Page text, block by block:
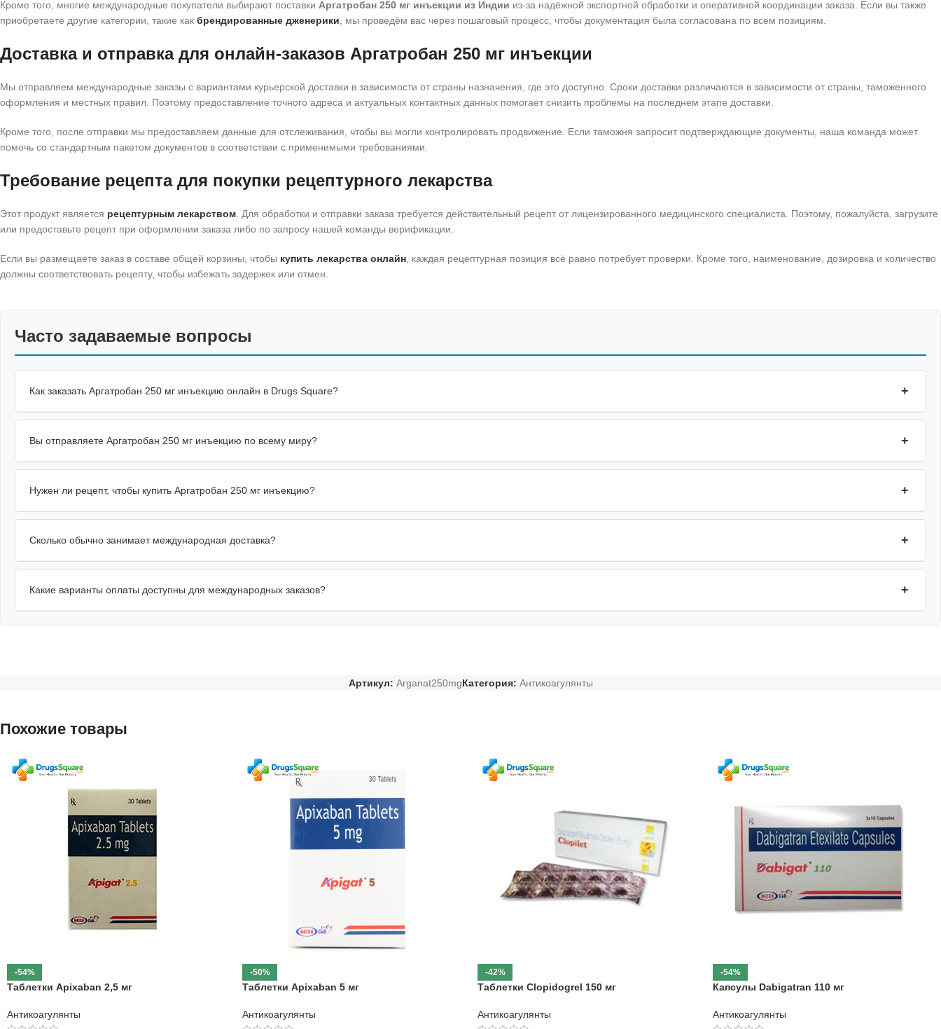
Кроме того, многие международные покупатели выбирают поставки Аргатробан 250 мг инъекции из Индии из-за надёжной экспортной обработки и оперативной координации заказа. Если вы также
приобретаете другие категории, такие как брендированные дженерики, мы проведём вас через пошаговый процесс, чтобы документация была согласована по всем позициям.
Доставка и отправка для онлайн-заказов Аргатробан 250 мг инъекции
Мы отправляем международные заказы с вариантами курьерской доставки в зависимости от страны назначения, где это доступно. Сроки доставки различаются в зависимости от страны, таможенного
оформления и местных правил. Поэтому предоставление точного адреса и актуальных контактных данных помогает снизить проблемы на последнем этапе доставки.
Кроме того, после отправки мы предоставляем данные для отслеживания, чтобы вы могли контролировать продвижение. Если таможня запросит подтверждающие документы, наша команда может
помочь со стандартным пакетом документов в соответствии с применимыми требованиями.
Требование рецепта для покупки рецептурного лекарства
Этот продукт является рецептурным лекарством. Для обработки и отправки заказа требуется действительный рецепт от лицензированного медицинского специалиста. Поэтому, пожалуйста, загрузите
или предоставьте рецепт при оформлении заказа либо по запросу нашей команды верификации.
Если вы размещаете заказ в составе общей корзины, чтобы купить лекарства онлайн, каждая рецептурная позиция всё равно потребует проверки. Кроме того, наименование, дозировка и количество
должны соответствовать рецепту, чтобы избежать задержек или отмен.
Часто задаваемые вопросы
Как заказать Аргатробан 250 мг инъекцию онлайн в Drugs Square? +
Вы отправляете Аргатробан 250 мг инъекцию по всему миру? +
Нужен ли рецепт, чтобы купить Аргатробан 250 мг инъекцию? +
Сколько обычно занимает международная доставка? +
Какие варианты оплаты доступны для международных заказов? +
Артикул: Arganat250mgКатегория: Антикоагулянты
Похожие товары
-54%
Таблетки Apixaban 2,5 мг
Антикоагулянты
-50%
Таблетки Apixaban 5 мг
Антикоагулянты
-42%
Таблетки Clopidogrel 150 мг
Антикоагулянты
-54%
Капсулы Dabigatran 110 мг
Антикоагулянты